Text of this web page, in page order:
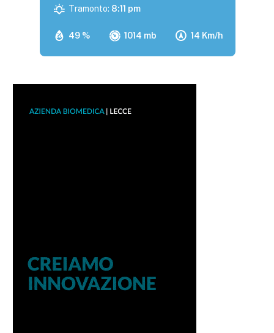
49 % 1014 mb 14 Km/h
Tramonto: 8:11 pm